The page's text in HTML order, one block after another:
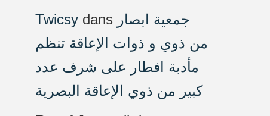
Twicsy dans جمعية ابصار
من ذوي و ذوات الإعاقة تنظم
مأدبة افطار على شرف عدد
كبير من ذوي الإعاقة البصرية